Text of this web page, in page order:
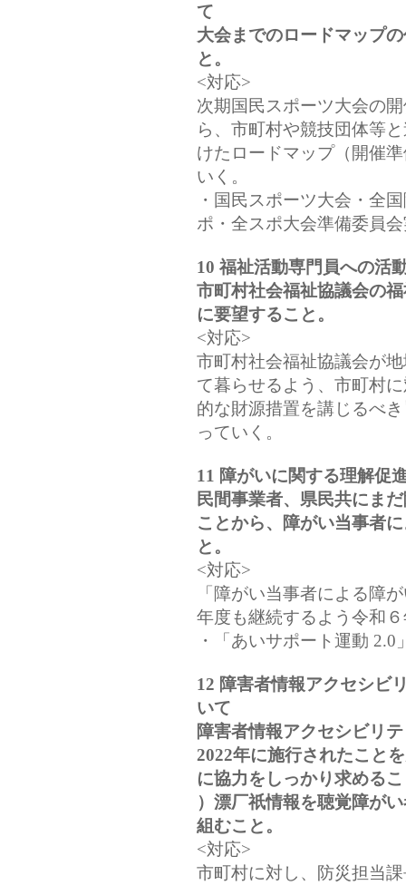
て
大会までのロードマップ
と。
<対応>
次期国民スポーツ大会の
ら、市町村や競技団体等
けたロードマップ（開催
いく。
・国民スポーツ大会・全
ポ・全スポ大会準備委員
10 福祉活動専門員への活
市町村社会福祉協議会の
に要望すること。
<対応>
市町村社会福祉協議会が
て暮らせるよう、市町村
的な財源措置を講じるべ
っていく。
11 障がいに関する理解促
民間事業者、県民共にま
ことから、障がい当事者
と。
<対応>
「障がい当事者による障
年度も継続するよう令和
・「あいサポート運動
12 障害者情報アクセシビ
いて
障害者情報アクセシビリ
2022年に施行されたこと
に協力をしっかり求める
）漂厂祇情報を聴覚障が
組むこと。
<対応>
市町村に対し、防災担当